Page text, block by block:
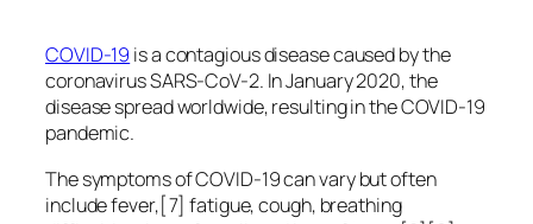
COVID-19 is a contagious disease caused by the
coronavirus SARS-CoV-2. In January 2020, the
disease spread worldwide, resulting in the COVID-19
pandemic.
The symptoms of COVID‑19 can vary but often
include fever,[7] fatigue, cough, breathing